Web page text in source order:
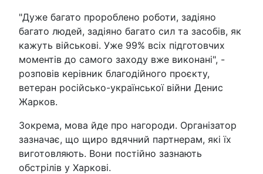
"Дуже багато пророблено роботи, задіяно
багато людей, задіяно багато сил та засобів, як
кажуть військові. Уже 99% всіх підготовчих
моментів до самого заходу вже виконані", -
розповів керівник благодійного проєкту,
ветеран російсько-української війни Денис
Жарков.
Зокрема, мова йде про нагороди. Організатор
зазначає, що щиро вдячний партнерам, які їх
виготовляють. Вони постійно зазнають
обстрілів у Харкові.